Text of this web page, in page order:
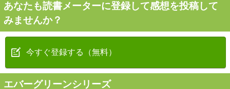
あなたも読書メーターに登録して感想を投稿して
みませんか？
今すぐ登録する（無料）
エバーグリーンシリーズ